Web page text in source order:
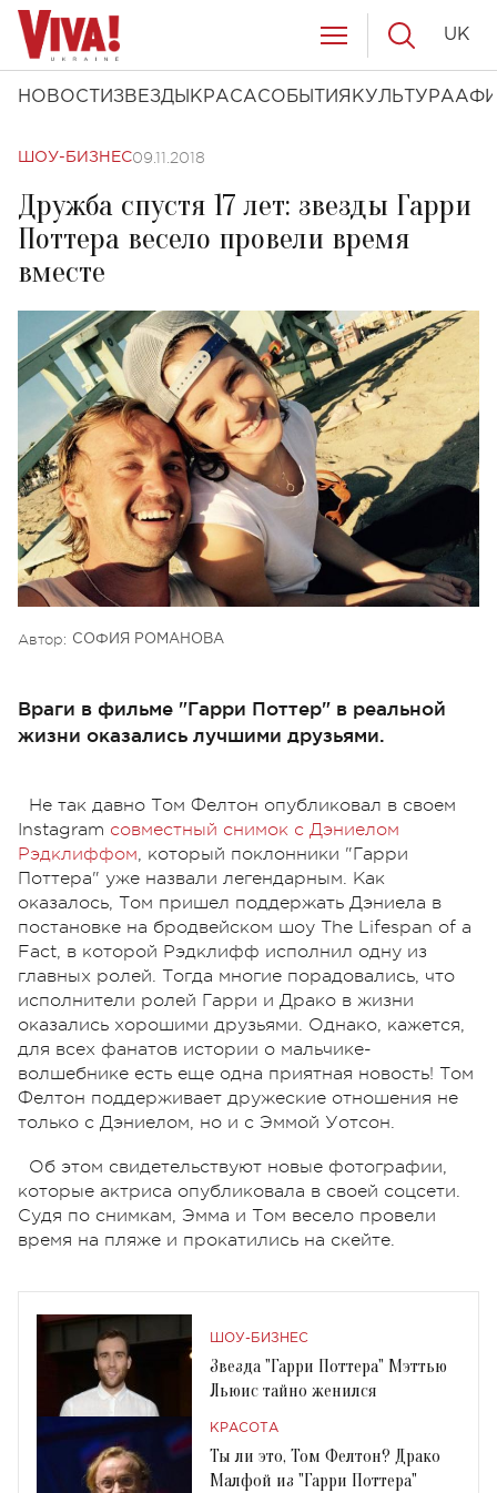
НОВОСТИ ЗВЕЗДЫ КРАСАСОБЫТИЯ КУЛЬТУРА
UK
ШОУ-БИЗНЕС09.11.2018
Дружба спустя 17 лет: звезды Гарри
Поттера весело провели время
вместе
Автор: СОФИЯ РОМАНОВА
Враги в фильме "Гарри Поттер" в реальной
жизни оказались лучшими друзьями.
Не так давно Том Фелтон опубликовал в своем
Instagram совместный снимок с Дэниелом
Рэдклиффом, который поклонники "Гарри
Поттера" уже назвали легендарным. Как
оказалось, Том пришел поддержать Дэниела в
постановке на бродвейском шоу The Lifespan of a
Fact, в которой Рэдклифф исполнил одну из
главных ролей. Тогда многие порадовались, что
исполнители ролей Гарри и Драко в жизни
оказались хорошими друзьями. Однако, кажется,
для всех фанатов истории о мальчике-
волшебнике есть еще одна приятная новость! Том
Фелтон поддерживает дружеские отношения не
только с Дэниелом, но и с Эммой Уотсон.
Об этом свидетельствуют новые фотографии,
которые актриса опубликовала в своей соцсети.
Судя по снимкам, Эмма и Том весело провели
время на пляже и прокатились на скейте.
ШОУ-БИЗНЕС
Звезда "Гарри Поттера" Мэттью
Льюис тайно женился
КРАСОТА
Ты ли это, Том Фелтон? Драко
Малфой из "Гарри Поттера"